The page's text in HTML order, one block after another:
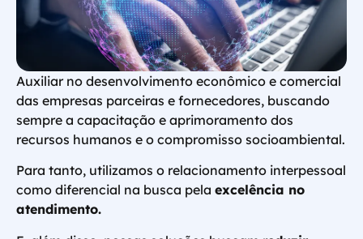
Auxiliar no desenvolvimento econômico e comercial
das empresas parceiras e fornecedores, buscando
sempre a capacitação e aprimoramento dos
recursos humanos e o compromisso socioambiental.
Para tanto, utilizamos o relacionamento interpessoal
como diferencial na busca pela excelência no
atendimento.